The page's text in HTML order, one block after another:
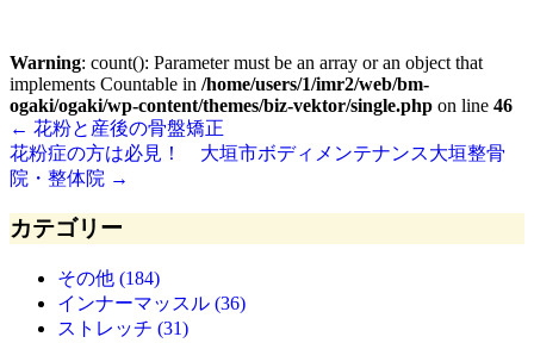
Warning: count(): Parameter must be an array or an object that
implements Countable in /home/users/1/imr2/web/bm-
ogaki/ogaki/wp-content/themes/biz-vektor/single.php on line 46
← 花粉と産後の骨盤矯正
花粉症の方は必見！ 大垣市ボディメンテナンス大垣整骨
院・整体院 →
カテゴリー
その他 (184)
インナーマッスル (36)
ストレッチ (31)